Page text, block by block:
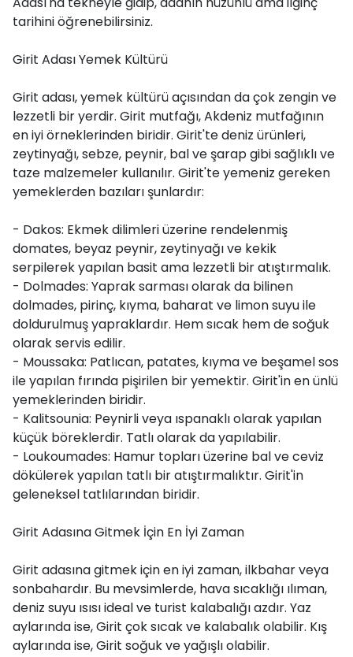
tarihini öğrenebilirsiniz.
Girit Adası Yemek Kültürü
Girit adası, yemek kültürü açısından da çok zengin ve
lezzetli bir yerdir. Girit mutfağı, Akdeniz mutfağının
en iyi örneklerinden biridir. Girit'te deniz ürünleri,
zeytinyağı, sebze, peynir, bal ve şarap gibi sağlıklı ve
taze malzemeler kullanılır. Girit'te yemeniz gereken
yemeklerden bazıları şunlardır:
- Dakos: Ekmek dilimleri üzerine rendelenmiş
domates, beyaz peynir, zeytinyağı ve kekik
serpilerek yapılan basit ama lezzetli bir atıştırmalık.
- Dolmades: Yaprak sarması olarak da bilinen
dolmades, pirinç, kıyma, baharat ve limon suyu ile
doldurulmuş yapraklardır. Hem sıcak hem de soğuk
olarak servis edilir.
- Moussaka: Patlıcan, patates, kıyma ve beşamel sos
ile yapılan fırında pişirilen bir yemektir. Girit'in en ünlü
yemeklerinden biridir.
- Kalitsounia: Peynirli veya ıspanaklı olarak yapılan
küçük böreklerdir. Tatlı olarak da yapılabilir.
- Loukoumades: Hamur topları üzerine bal ve ceviz
dökülerek yapılan tatlı bir atıştırmalıktır. Girit'in
geleneksel tatlılarından biridir.
Girit Adasına Gitmek İçin En İyi Zaman
Girit adasına gitmek için en iyi zaman, ilkbahar veya
sonbahardır. Bu mevsimlerde, hava sıcaklığı ılıman,
deniz suyu ısısı ideal ve turist kalabalığı azdır. Yaz
aylarında ise, Girit çok sıcak ve kalabalık olabilir. Kış
aylarında ise, Girit soğuk ve yağışlı olabilir.